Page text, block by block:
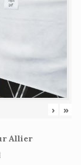
› »
Allier